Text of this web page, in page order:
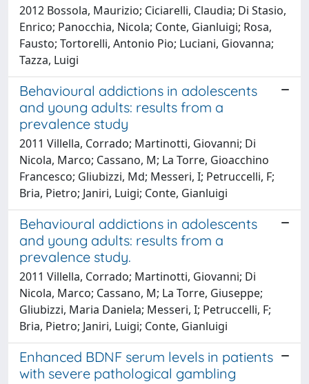
2012 Bossola, Maurizio; Ciciarelli, Claudia; Di Stasio,
Enrico; Panocchia, Nicola; Conte, Gianluigi; Rosa,
Fausto; Tortorelli, Antonio Pio; Luciani, Giovanna;
Tazza, Luigi
Behavioural addictions in adolescents
and young adults: results from a
prevalence study
2011 Villella, Corrado; Martinotti, Giovanni; Di
Nicola, Marco; Cassano, M; La Torre, Gioacchino
Francesco; Gliubizzi, Md; Messeri, I; Petruccelli, F;
Bria, Pietro; Janiri, Luigi; Conte, Gianluigi
Behavioural addictions in adolescents
and young adults: results from a
prevalence study.
2011 Villella, Corrado; Martinotti, Giovanni; Di
Nicola, Marco; Cassano, M; La Torre, Giuseppe;
Gliubizzi, Maria Daniela; Messeri, I; Petruccelli, F;
Bria, Pietro; Janiri, Luigi; Conte, Gianluigi
Enhanced BDNF serum levels in patients
with severe pathological gambling